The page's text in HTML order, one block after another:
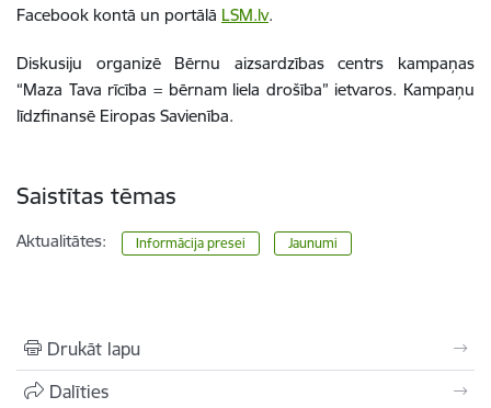
Facebook kontā un portālā LSM.lv.
Diskusiju organizē Bērnu aizsardzības centrs kampaņas
“Maza Tava rīcība = bērnam liela drošība” ietvaros. Kampaņu
līdzfinansē Eiropas Savienība.
Saistītas tēmas
Aktualitātes: Informācija presei Jaunumi
Drukāt lapu
Dalīties